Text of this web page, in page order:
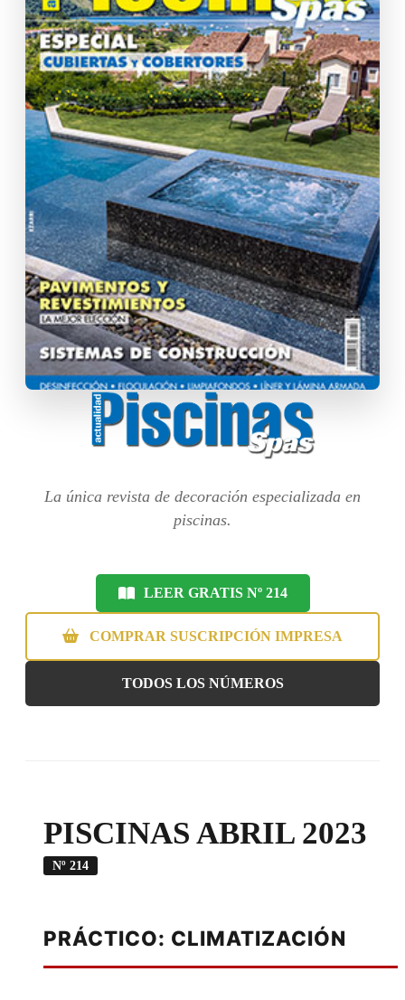
La única revista de decoración especializada en
piscinas.
LEER GRATIS Nº 214
COMPRAR SUSCRIPCIÓN IMPRESA
TODOS LOS NÚMEROS
PISCINAS ABRIL 2023
Nº 214
PRÁCTICO: CLIMATIZACIÓN